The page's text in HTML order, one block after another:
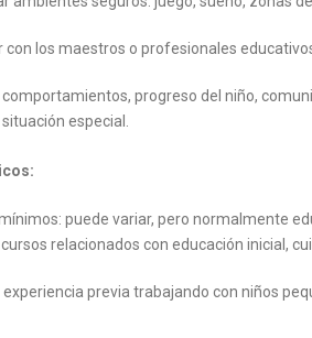
con los maestros o profesionales
progreso del niño,
especial.
puede variar, pero normalmente
relacionados con educación inicial,
experiencia previa trabajando con niños